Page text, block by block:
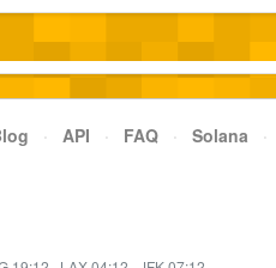
· API · FAQ · Solana ·